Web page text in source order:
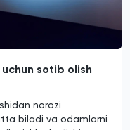
sotib olish
norozi
biladi va odamlarni